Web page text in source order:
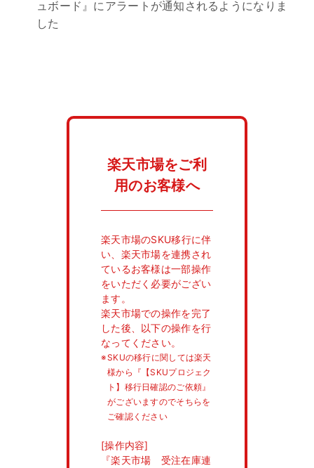
ュボード』にアラートが通知されるようになりま
した
楽天市場をご利
用のお客様へ
楽天市場のSKU移行に伴
い、楽天市場を連携され
ているお客様は一部操作
をいただく必要がござい
ます。
楽天市場での操作を完了
した後、以下の操作を行
なってください。
※SKUの移行に関しては楽天
様から『【SKUプロジェク
ト】移行日確認のご依頼』
がございますのでそちらを
ご確認ください
[操作内容]
『楽天市場 受注在庫連